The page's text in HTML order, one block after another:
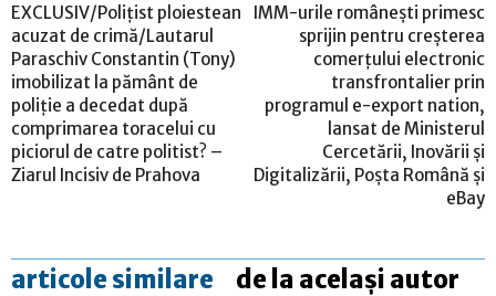
EXCLUSIV/Poliţist ploiestean
acuzat de crimă/Lautarul
Paraschiv Constantin (Tony)
imobilizat la pământ de
poliţie a decedat după
comprimarea toracelui cu
piciorul de catre politist? –
Ziarul Incisiv de Prahova
IMM-urile românești primesc
sprijin pentru creșterea
comerțului electronic
transfrontalier prin
programul e-export nation,
lansat de Ministerul
Cercetării, Inovării și
Digitalizării, Poșta Română și
eBay
articole similare de la același autor